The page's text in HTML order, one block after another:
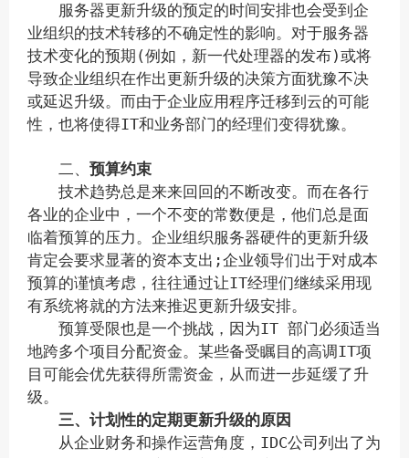
服务器更新升级的预定的时间安排也会受到企
业组织的技术转移的不确定性的影响。对于服务器
技术变化的预期(例如，新一代处理器的发布)或将
导致企业组织在作出更新升级的决策方面犹豫不决
或延迟升级。而由于企业应用程序迁移到云的可能
性，也将使得IT和业务部门的经理们变得犹豫。
二、 预算约束
技术趋势总是来来回回的不断改变。而在各行
各业的企业中，一个不变的常数便是，他们总是面
临着预算的压力。企业组织服务器硬件的更新升级
肯定会要求显著的资本支出;企业领导们出于对成本
预算的谨慎考虑，往往通过让IT经理们继续采用现
有系统将就的方法来推迟更新升级安排。
预算受限也是一个挑战，因为IT 部门必须适当
地跨多个项目分配资金。某些备受瞩目的高调IT项
目可能会优先获得所需资金，从而进一步延缓了升
级。
三、计划性的定期更新升级的原因
从企业财务和操作运营角度，IDC公司列出了为